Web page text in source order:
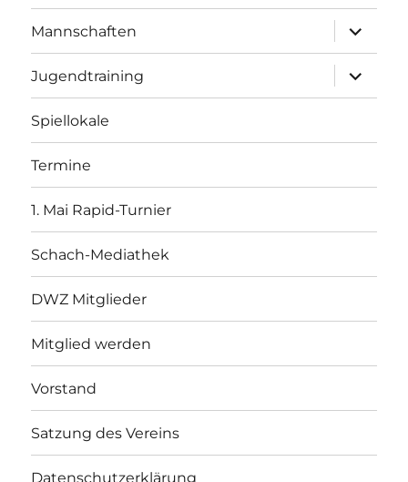
Mannschaften
öffnen
Jugendtraining
öffnen
Spiellokale
Termine
1. Mai Rapid-Turnier
Schach-Mediathek
DWZ Mitglieder
Mitglied werden
Vorstand
Satzung des Vereins
Datenschutzerklärung